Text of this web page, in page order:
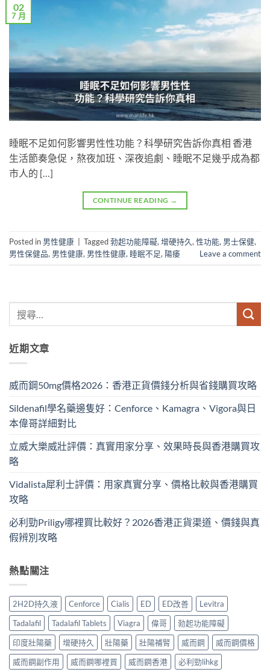
02
7 月
睡眠不足如何影響男性性功能？科學研究告訴你真相 香港
生活節奏急促，熬夜加班、深夜追劇、睡眠不足幾乎成為都
市人的 […]
CONTINUE READING →
Posted in 男性健康 Tagged勃起功能障礙,增硬持久,性功能, 男士保健,
男性保健品, 男性健康, 男性性健康, 睡眠不足, 陽痿 Leave a comment
近期文章
威而鋼50mg價格2026：香港正貨價錢分析與省錢購買攻略
Sildenafil學名藥邊隻好：Cenforce、Kamagra、Vigora與日
本偉哥詳細對比
立威大樂威壯評價：真實用家分享、效果時長與香港購買攻
略
Vidalista犀利士評價：用家真實分享、價格比較與香港購買
攻略
必利勁Priligy哪裡買比較好？2026香港正貨渠道、價錢與真
假辨別攻略
熱點關注
2H2D持久液 Cenforce Cialis ED ED改善
Levitra
Tadalafil
Tadalafil Tablets Viagra 偉哥
勃起功能障礙
印度壯陽藥
增硬持久 壯陽藥 壯陽補腎 威而鋼
威而鋼價格
威而鋼副作用
威而鋼哪裡買 威而鋼香港 必利勁lihkg